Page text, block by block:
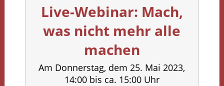
Live-Webinar: Mach,
was nicht mehr alle
machen
Am Donnerstag, dem 25. Mai 2023,
14:00 bis ca. 15:00 Uhr